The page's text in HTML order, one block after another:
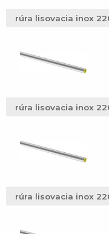
rúra lisovacia inox
rúra lisovacia inox
rúra lisovacia inox